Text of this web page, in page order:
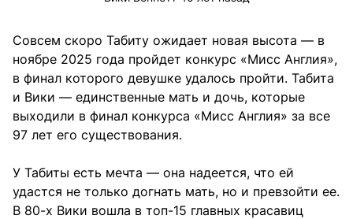
Совсем скоро Табиту ожидает новая высота — в
ноябре 2025 года пройдет конкурс «Мисс Англия»,
в финал которого девушке удалось пройти. Табита
и Вики — единственные мать и дочь, которые
выходили в финал конкурса «Мисс Англия» за все
97 лет его существования.
У Табиты есть мечта — она надеется, что ей
удастся не только догнать мать, но и превзойти ее.
В 80-х Вики вошла в топ-15 главных красавиц